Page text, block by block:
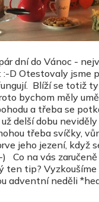
dní do Vánoc -
D Otestovaly jsme
Blíží se totiž
bychom měly
a třeba se
delší dobu
třeba svíčky,
jeho jezení, když
) Co na vás
ten tip?
adventní neděli